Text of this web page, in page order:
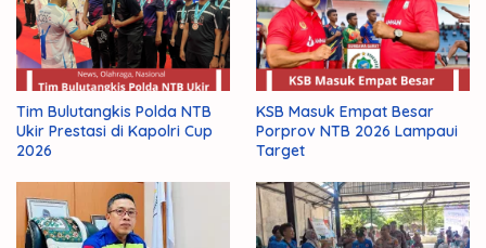
Tim Bulutangkis Polda NTB
Ukir Prestasi di Kapolri Cup
2026
KSB Masuk Empat Besar
Porprov NTB 2026 Lampaui
Target